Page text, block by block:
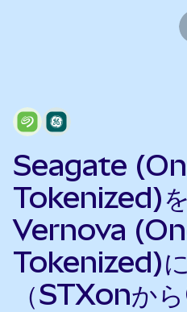
Seagate
Tokenized)
Vernova
Tokenized)
（STXonか